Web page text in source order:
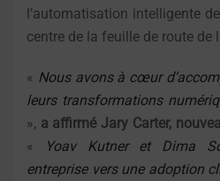
l’automatisation intelligente
centre de la feuille de route de
« Nous avons à cœur
leurs transformations
», a affirmé Jary Carter,
«
Yoav Kutner et Dima
entreprise vers une adoption